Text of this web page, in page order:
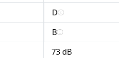
D
B
73 dB